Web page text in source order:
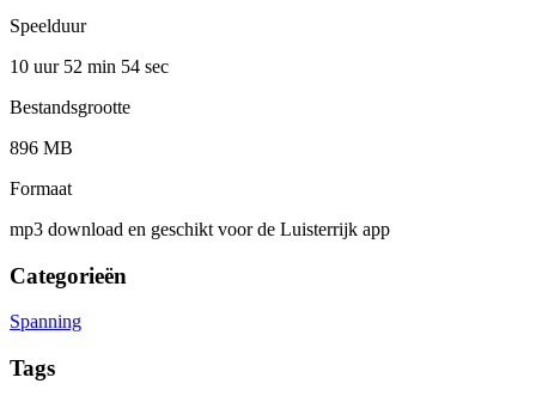
Speelduur
10 uur 52 min 54 sec
Bestandsgrootte
896 MB
Formaat
mp3 download en geschikt voor de Luisterrijk app
Categorieën
Spanning
Tags